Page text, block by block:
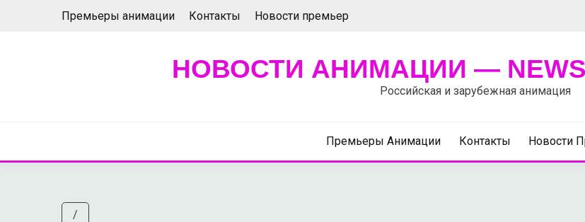
Премьеры анимации Контакты Новости премьер
НОВОСТИ АНИМАЦИИ —
Российская и зарубежная анимация
Премьеры Анимации Контакты Новости
/